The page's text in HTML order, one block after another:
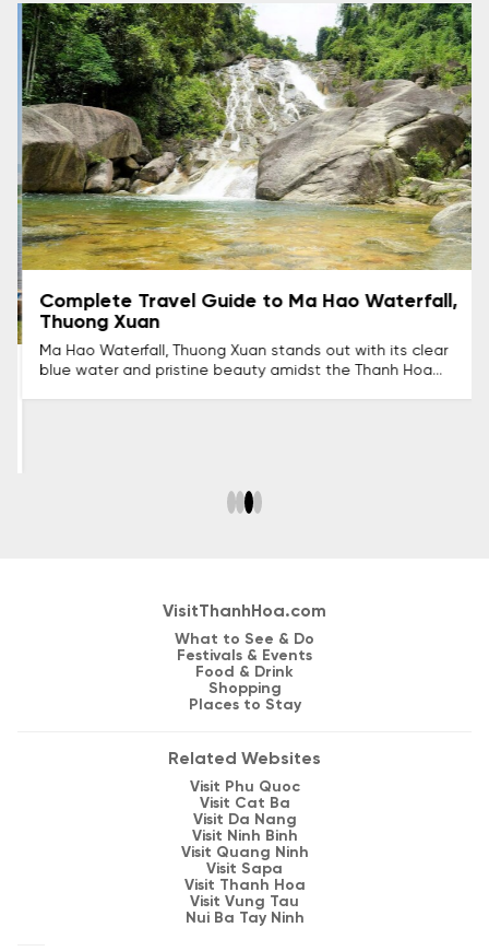
Complete Travel Guide to Ma Hao Waterfall,
Thuong Xuan
Ma Hao Waterfall, Thuong Xuan stands out with its clear
blue water and pristine beauty amidst the Thanh Hoa
VisitThanhHoa.com
What to See & Do
Festivals & Events
Food & Drink
Shopping
Places to Stay
Related Websites
Visit Phu Quoc
Visit Cat Ba
Visit Da Nang
Visit Ninh Binh
Visit Quang Ninh
Visit Sapa
Visit Thanh Hoa
Visit Vung Tau
Nui Ba Tay Ninh